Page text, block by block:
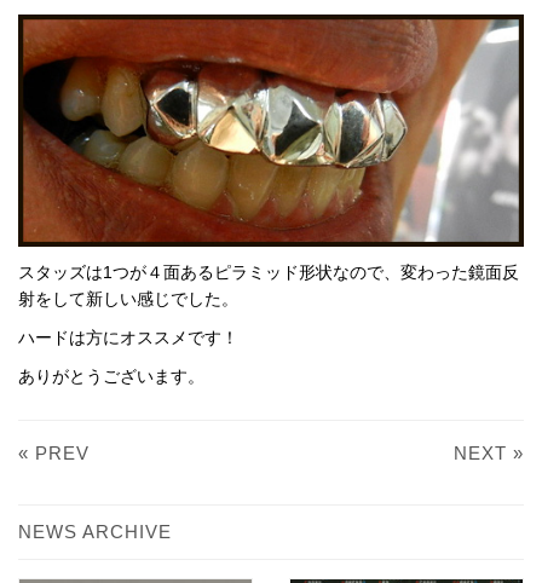
スタッズは1つが４面あるピラミッド形状なので、変わった鏡面反
射をして新しい感じでした。
ハードは方にオススメです！
ありがとうございます。
« PREV NEXT »
NEWS ARCHIVE